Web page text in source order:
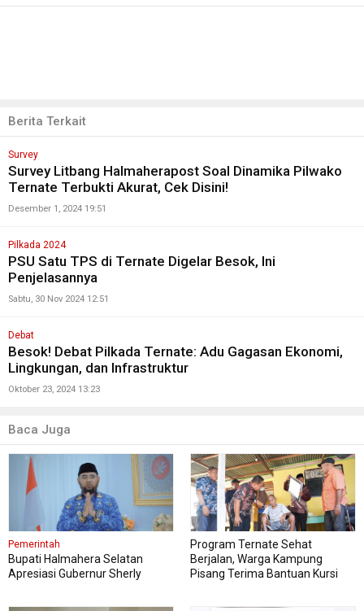
Berita Terkait
Survey
Survey Litbang Halmaherapost Soal Dinamika Pilwako
Ternate Terbukti Akurat, Cek Disini!
Desember 1, 2024 19:51
Pilkada 2024
PSU Satu TPS di Ternate Digelar Besok, Ini
Penjelasannya
Sabtu, 30 Nov 2024 12:51
Debat
Besok! Debat Pilkada Ternate: Adu Gagasan Ekonomi,
Lingkungan, dan Infrastruktur
Oktober 23, 2024 13:23
Baca Juga
Pemerintah
Bupati Halmahera Selatan
Apresiasi Gubernur Sherly
Program Ternate Sehat
Berjalan, Warga Kampung
Pisang Terima Bantuan Kursi